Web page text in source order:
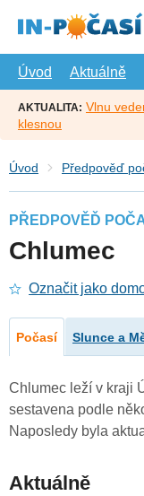
hlavní
Úvod
Aktuálně
AKTUALITA: Vlnu
klesnou
Úvod Předpověď
PŘEDPOVĚĎ
Chlumec
Označit jako
Počasí Slunce a
Chlumec leží v kraji
sestavena podle
Naposledy byla
Aktuálně